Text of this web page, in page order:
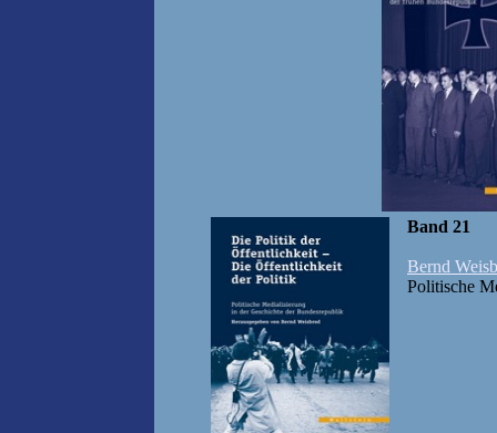
Band 21
Bernd
Politische